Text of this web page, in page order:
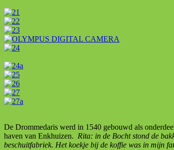
De Drommedaris werd in 1540 gebouwd als
haven van Enkhuizen. Rita: in de Bocht stond de
beschuitfabriek. Het koekje bij de koffie was in mijn